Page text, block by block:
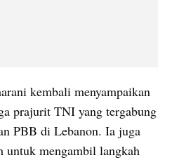
kembali menyampaikan
prajurit TNI yang tergabung
PBB di Lebanon. Ia juga
untuk mengambil langkah